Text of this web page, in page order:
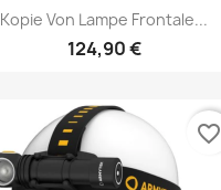
 Vorschau
Kopie Von Lampe Frontale...
124,90 €
favorite_border